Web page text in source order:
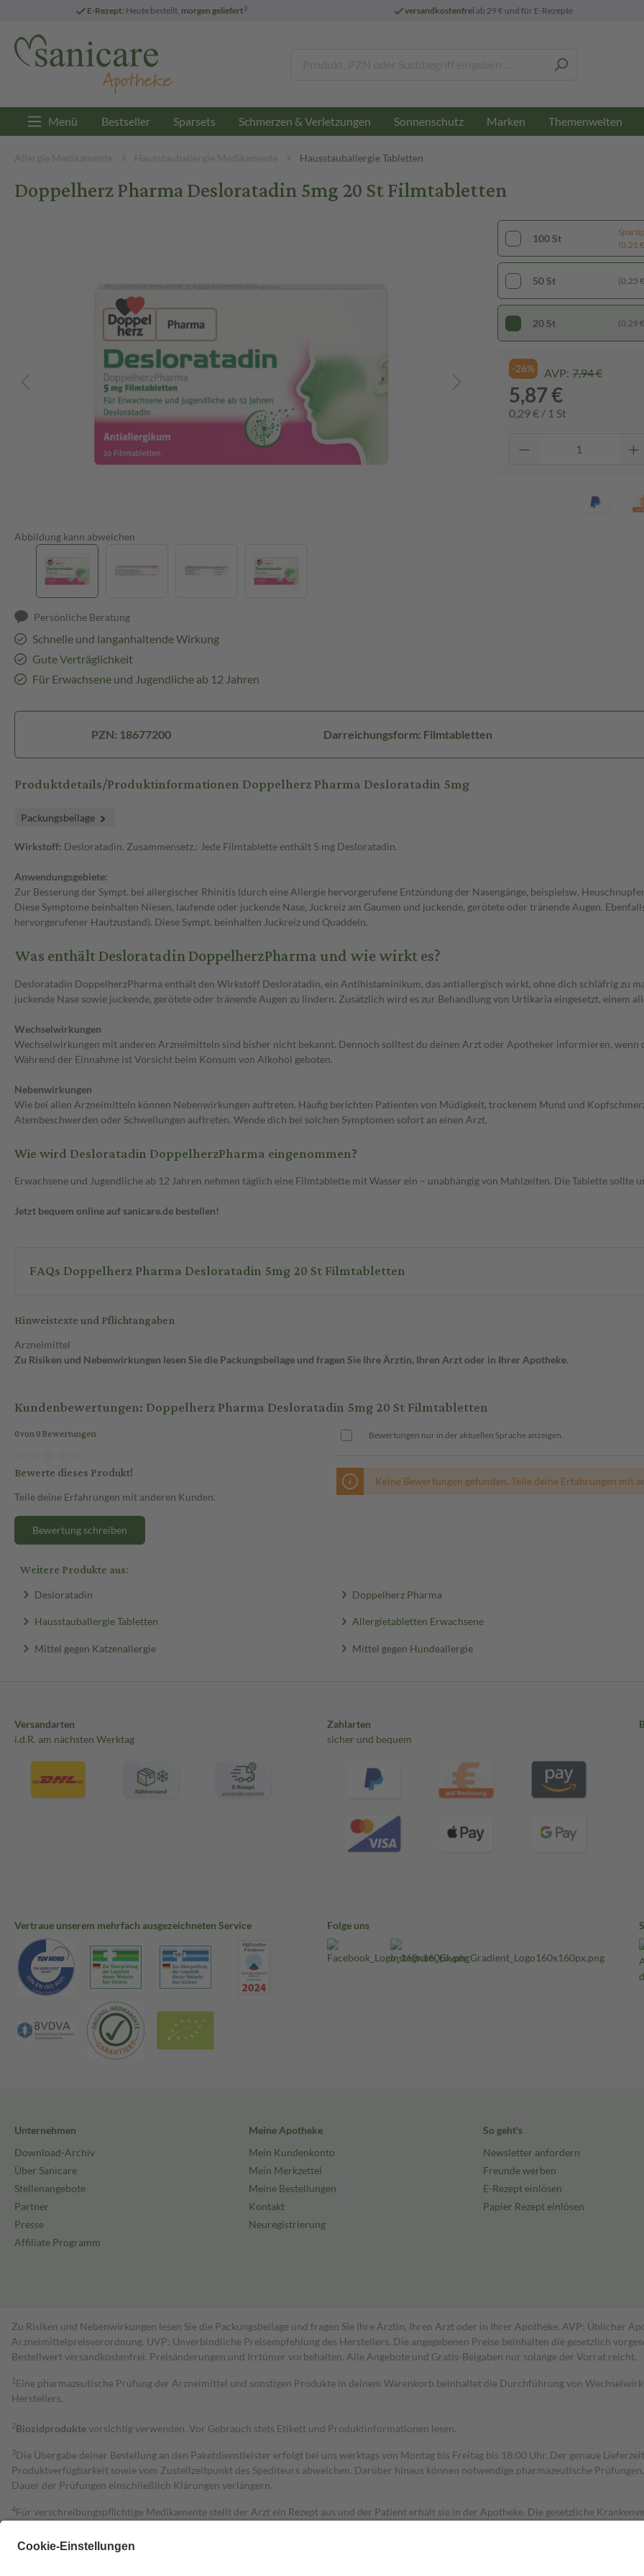
E-Rezept: Heute bestellt, morgen geliefert3 versandkostenfreiab 29 € und für E-Rezepte
Menü Bestseller Sparsets Schmerzen & Verletzungen Sonnenschutz Marken Themenwelten
Allergie Medikamente Hausstauballergie Medikamente Hausstauballergie Tabletten
Doppelherz Pharma Desloratadin 5mg 20 St Filmtabletten
Abbildung kann abweichen
Persönliche Beratung
Schnelle und langanhaltende Wirkung
Gute Verträglichkeit
Für Erwachsene und Jugendliche ab 12 Jahren
100 St
(0,21
50 St (0,25
20 St (0,29
-26% AVP: 7,94 €
5,87 €
0,29 € / 1 St
PZN: 18677200 Darreichungsform: Filmtabletten
Produktdetails/Produktinformationen Doppelherz Pharma Desloratadin 5mg
Packungsbeilage
Wirkstoff: Desloratadin. Zusammensetz.: Jede Filmtablette enthält 5 mg Desloratadin.
Anwendungsgebiete:
Zur Besserung der Sympt. bei allergischer Rhinitis (durch eine Allergie hervorgerufene Entzündung der Nasengänge, beispielsw.
Diese Symptome beinhalten Niesen, laufende oder juckende Nase, Juckreiz am Gaumen und juckende, gerötete oder tränende Augen.
hervorgerufener Hautzustand). Diese Sympt. beinhalten Juckreiz und Quaddeln.
Was enthält Desloratadin DoppelherzPharma und wie wirkt es?
Desloratadin DoppelherzPharma enthält den Wirkstoff Desloratadin, ein Antihistaminikum, das antiallergisch wirkt, ohne dich schläfrig zu
juckende Nase sowie juckende, gerötete oder tränende Augen zu lindern. Zusätzlich wird es zur Behandlung von Urtikaria eingesetzt, einem
Wechselwirkungen
Wechselwirkungen mit anderen Arzneimitteln sind bisher nicht bekannt. Dennoch solltest du deinen Arzt oder Apotheker informieren,
Während der Einnahme ist Vorsicht beim Konsum von Alkohol geboten.
Nebenwirkungen
Wie bei allen Arzneimitteln können Nebenwirkungen auftreten. Häufig berichten Patienten von Müdigkeit, trockenem Mund und
Atembeschwerden oder Schwellungen auftreten. Wende dich bei solchen Symptomen sofort an einen Arzt.
Wie wird Desloratadin DoppelherzPharma eingenommen?
Erwachsene und Jugendliche ab 12 Jahren nehmen täglich eine Filmtablette mit Wasser ein – unabhängig von Mahlzeiten. Die Tablette sollte
Jetzt bequem online auf sanicare.de bestellen!
FAQs Doppelherz Pharma Desloratadin 5mg 20 St Filmtabletten
Hinweistexte und Pflichtangaben
Arzneimittel
Zu Risiken und Nebenwirkungen lesen Sie die Packungsbeilage und fragen Sie Ihre Ärztin, Ihren Arzt oder in Ihrer Apotheke.
Kundenbewertungen: Doppelherz Pharma Desloratadin 5mg 20 St Filmtabletten
0 von 0 Bewertungen
Bewerte dieses Produkt!
Teile deine Erfahrungen mit anderen Kunden.
Bewertung schreiben
Bewertungen nur in der aktuellen Sprache anzeigen.
Keine Bewertungen gefunden. Teile deine Erfahrungen mit
Weitere Produkte aus:
Desloratadin Doppelherz Pharma
Hausstauballergie Tabletten Allergietabletten Erwachsene
Mittel gegen Katzenallergie Mittel gegen Hundeallergie
Versandarten
i.d.R. am nächsten Werktag
Zahlarten
sicher und bequem
Vertraue unserem mehrfach ausgezeichneten Service Folge uns
Unternehmen
Download-Archiv
Über Sanicare
Stellenangebote
Partner
Presse
Affiliate Programm
Meine Apotheke
Mein Kundenkonto
Mein Merkzettel
Meine Bestellungen
Kontakt
Neuregistrierung
So geht's
Newsletter anfordern
Freunde werben
E-Rezept einlösen
Papier Rezept einlösen
Zu Risiken und Nebenwirkungen lesen Sie die Packungsbeilage und fragen Sie Ihre Ärztin, Ihren Arzt oder in Ihrer Apotheke. AVP: Üblicher
Arzneimittelpreisverordnung. UVP: Unverbindliche Preisempfehlung des Herstellers. Die angegebenen Preise beinhalten die gesetzlich
Bestell­wert versand­kosten­frei. Preisänderungen und Irrtümer vorbehalten. Alle Angebote und Gratis-Beigaben nur solange der Vorrat reicht.
1 Eine pharmazeutische Prüfung der Arzneimittel und sonstigen Produkte in deinem Warenkorb beinhaltet die Durchführung von
Herstellers.
2Biozidproduktevorsichtig verwenden. Vor Gebrauch stets Etikett und Produktinformationen lesen.
3Die Übergabe deiner Bestellung an den Paketdienstleister erfolgt bei uns werktags von Montag bis Freitag bis 18:00 Uhr. Der genaue
Produktverfügbarkeit sowie vom Zustellzeitpunkt des Spediteurs abweichen. Darüber hinaus können notwendige pharmazeutische
Dauer der Prüfungen einschließlich Klärungen verlängern.
4Für verschreibungspflichtige Medikamente stellt der Arzt ein Rezept aus und der Patient erhält sie in der Apotheke. Die gesetzliche
Grundsätzlich leisten Mitglieder Zuzahlungen in Höhe von zehn Prozent des Abgabepreises,